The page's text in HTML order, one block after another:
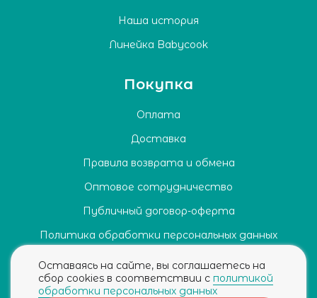
Наша история
Линейка Babycook
Покупка
Оплата
Доставка
Правила возврата и обмена
Оптовое сотрудничество
Публичный договор-оферта
Политика обработки персональных данных
Согласие на обработку персональных данных
Оставаясь на сайте, вы соглашаетесь на
сбор cookies в соответствии с политикой
обработки персональных данных